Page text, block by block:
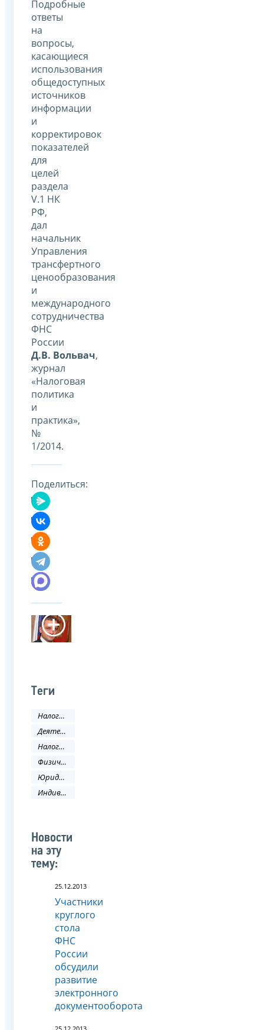
Подробные
ответы
на
вопросы,
касающиеся
использования
общедоступных
источников
информации
и
корректировок
показателей
для
целей
раздела
V.1 НК
РФ,
дал
начальник
Управления
трансфертного
ценообразования
и
международного
сотрудничества
ФНС
России
Д.В. Вольвач,
журнал
«Налоговая
политика
и
практика»,
№
1/2014.
Поделиться:
Теги
Налоги и сборы
Деятельность ФНС
Налоговая политика и практика
Физическое лицо
Юридическое лицо
Индивидуальный предприниматель
Новости
на эту
тему:
25.12.2013
Участники
круглого
стола
ФНС
России
обсудили
развитие
электронного
документооборота